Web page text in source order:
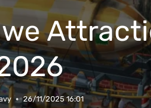
26/11/2025 16:01